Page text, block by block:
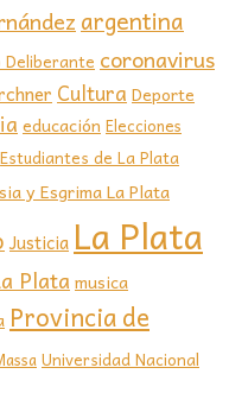
argentina
Deliberante coronavirus
Cultura Deporte
educación Elecciones
Estudiantes de La Plata
y Esgrima La Plata
Justicia La Plata
Plata musica
Provincia de
Universidad Nacional